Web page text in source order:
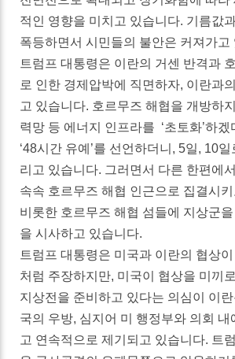
적인 영향을 미치고 있습니다. 기름값
폭등하면서 시민들의 불안은 커져가고
트럼프 대통령은 이란의 거센 반격과
로 인한 경제압박에 직면하자, 이란과
고 있습니다. 호르무즈 해협을 개방하
력망 등 에너지 인프라를 ‘초토화’하
‘48시간 유예’를 선언하더니, 5일, 10
리고 있습니다. 그러면서 다른 한편에
속속 호르무즈 해협 인근으로 집결시
비롯한 호르무즈 해협 섬들에 지상군
을 시사하고 있습니다.
트럼프 대통령은 미국과 이란의 협상
처럼 주장하지만, 미국이 협상을 미끼
지상전을 준비하고 있다는 의심이 이란
국의 우방, 심지어 미 행정부와 의회 내
고 연속적으로 제기되고 있습니다. 트